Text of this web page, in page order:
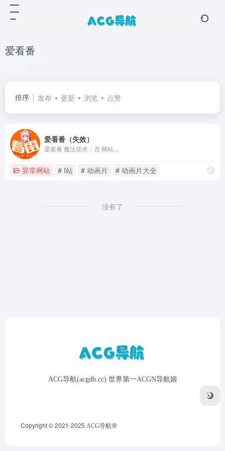
爱看番
排序 发布 更新 浏览 点赞
爱看番（失效）
爱看番 魔法需求：否 网站...
异常网站 # I站 # 动画片 # 动画片大全
没有了
ACG导航(acgdh.cc) 世界第一ACGN导航姬
Copyright © 2021-2025 ACG导航🌸